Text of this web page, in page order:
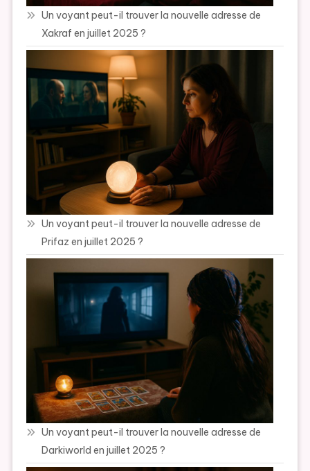
Un voyant peut-il trouver la nouvelle adresse de
Xakraf en juillet 2025 ?
Un voyant peut-il trouver la nouvelle adresse de
Prifaz en juillet 2025 ?
Un voyant peut-il trouver la nouvelle adresse de
Darkiworld en juillet 2025 ?